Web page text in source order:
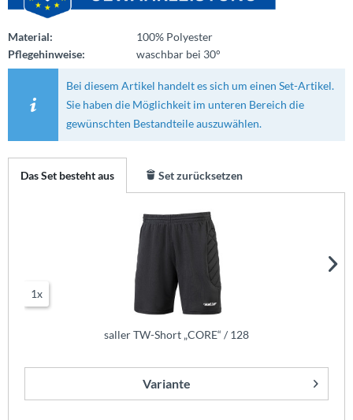
Material:
100% Polyester
Pflegehinweise:
waschbar bei 30°
Bei diesem Artikel handelt es sich um einen Set-Artikel.
Sie haben die Möglichkeit im unteren Bereich die
gewünschten Bestandteile auszuwählen.
Das Set besteht aus Set zurücksetzen
1x
saller TW-Short „CORE“ / 128
Variante